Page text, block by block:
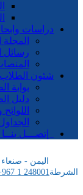
دراسات
المجلة
رسائل
شئون الطلاب
بوابة
دليل
إتصـــل
اليمن -
الشرطة1 248001